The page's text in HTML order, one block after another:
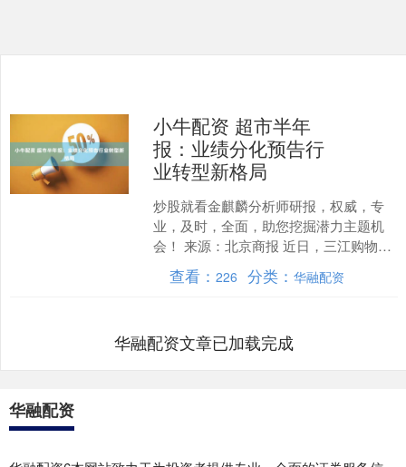
小牛配资 超市半年
报：业绩分化预告行
业转型新格局
炒股就看金麒麟分析师研报，权威，专
业，及时，全面，助您挖掘潜力主题机
会！ 来源：北京商报 近日，三江购物发
布了半年报。至此，国内超市零售上市
公司半年报发布告一段....
查看：226 分类：华融配资
华融配资文章已加载完成
华融配资